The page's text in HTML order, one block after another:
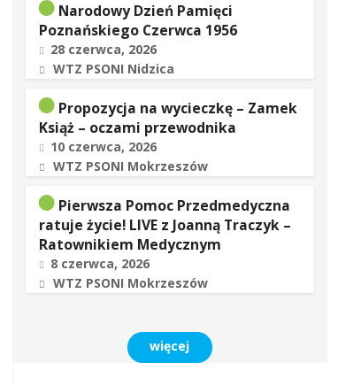
Narodowy Dzień Pamięci
Poznańskiego Czerwca 1956
28 czerwca, 2026
WTZ PSONI Nidzica
Propozycja na wycieczkę – Zamek
Książ – oczami przewodnika
10 czerwca, 2026
WTZ PSONI Mokrzeszów
Pierwsza Pomoc Przedmedyczna
ratuje życie! LIVE z Joanną Traczyk –
Ratownikiem Medycznym
8 czerwca, 2026
WTZ PSONI Mokrzeszów
więcej